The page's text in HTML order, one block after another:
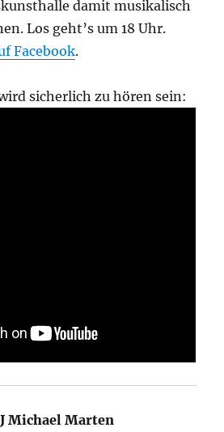
damit musikalisch
Los geht’s um 18 Uhr.
Facebook.
sicherlich zu hören sein:
Michael Marten